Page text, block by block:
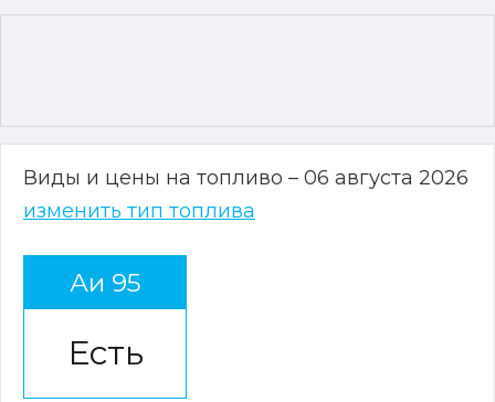
Виды и цены на топливо – 06 августа 2026
изменить тип топлива
Аи 95
Есть